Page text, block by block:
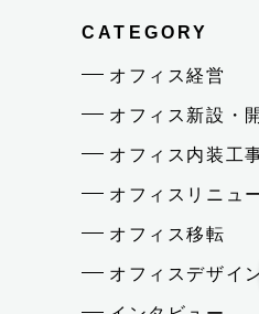
CATEGORY
オフィス経営
オフィス新設・
オフィス内装工
オフィスリニュ
オフィス移転
オフィスデザイ